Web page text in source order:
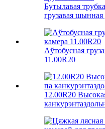
Бутылавая
грузавая шынная
Аўтобусная
11.00R20
12.00R20